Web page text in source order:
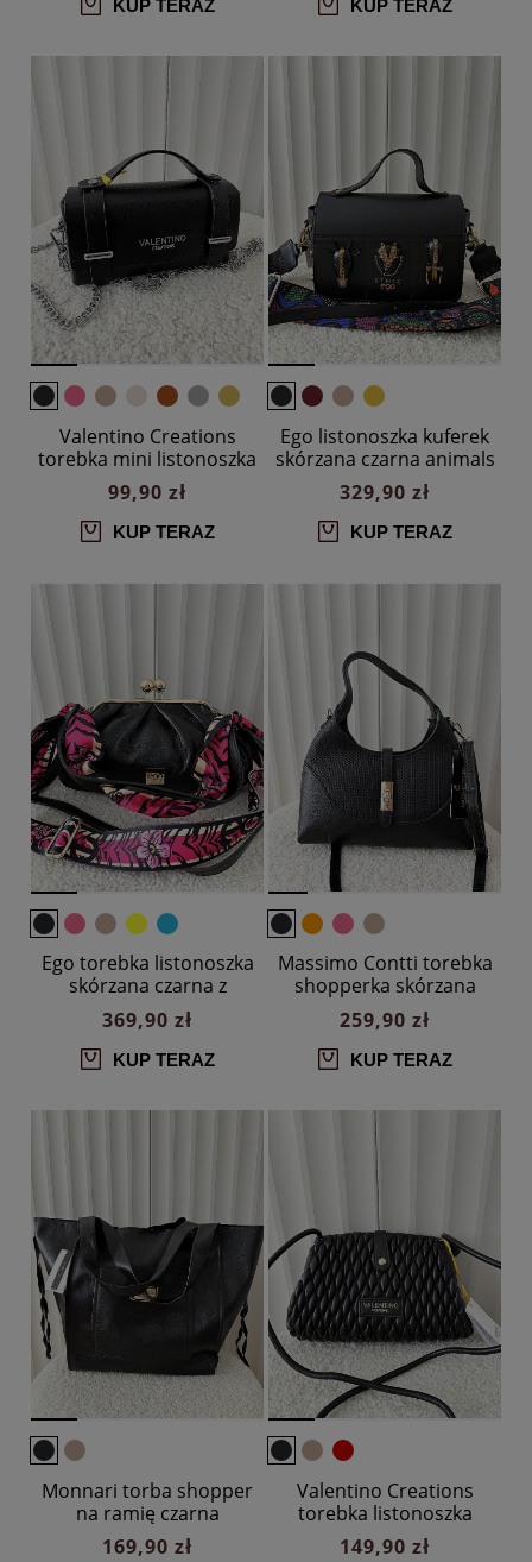
KUP TERAZ KUP TERAZ
Valentino Creations
torebka mini listonoszka
czarna
99,90 zł
KUP TERAZ
Ego listonoszka kuferek
skórzana czarna animals
329,90 zł
KUP TERAZ
Ego torebka listonoszka
skórzana czarna z
apaszką
369,90 zł
KUP TERAZ
Massimo Contti torebka
shopperka skórzana
czarna plecionka
259,90 zł
KUP TERAZ
Monnari torba shopper
na ramię czarna
169,90 zł
Valentino Creations
torebka listonoszka
czarna plecionka
149,90 zł